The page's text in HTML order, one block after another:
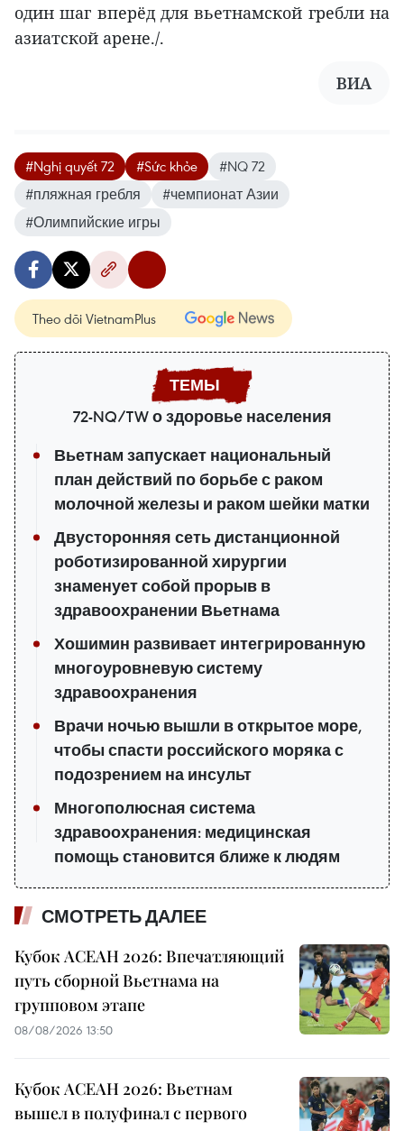
один шаг вперёд для вьетнамской гребли на
азиатской арене./.
ВИА
#Nghị quyết 72 #Sức khỏe
#NQ 72
#пляжная гребля
#чемпионат Азии
#Олимпийские игры
Theo dõi VietnamPlus
72-NQ/TW о здоровье населения
Вьетнам запускает национальный
план действий по борьбе с раком
молочной железы и раком шейки матки
Двусторонняя сеть дистанционной
роботизированной хирургии
знаменует собой прорыв в
здравоохранении Вьетнама
Хошимин развивает интегрированную
многоуровневую систему
здравоохранения
Врачи ночью вышли в открытое море,
чтобы спасти российского моряка с
подозрением на инсульт
Многополюсная система
здравоохранения: медицинская
помощь становится ближе к людям
СМОТРЕТЬ ДАЛЕЕ
Кубок АСЕАН 2026: Впечатляющий
путь сборной Вьетнама на
групповом этапе
08/08/2026 13:50
Кубок АСЕАН 2026: Вьетнам
вышел в полуфинал с первого